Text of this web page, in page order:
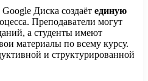
Диска создаёт единую
Преподаватели могут
а студенты имеют
материалы по всему курсу.
и структурированной